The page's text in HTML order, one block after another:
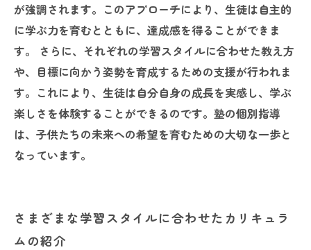
が強調されます。このアプローチにより、生徒は自主的
に学ぶ力を育むとともに、達成感を得ることができま
す。 さらに、それぞれの学習スタイルに合わせた教え方
や、目標に向かう姿勢を育成するための支援が行われま
す。これにより、生徒は自分自身の成長を実感し、学ぶ
楽しさを体験することができるのです。塾の個別指導
は、子供たちの未来への希望を育むための大切な一歩と
なっています。
さまざまな学習スタイルに合わせたカリキュラ
ムの紹介